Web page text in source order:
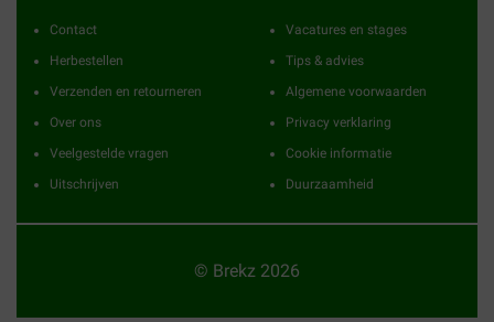
Contact
Herbestellen
Verzenden en retourneren
Over ons
Veelgestelde vragen
Uitschrijven
Vacatures en stages
Tips & advies
Algemene voorwaarden
Privacy verklaring
Cookie informatie
Duurzaamheid
© Brekz 2026